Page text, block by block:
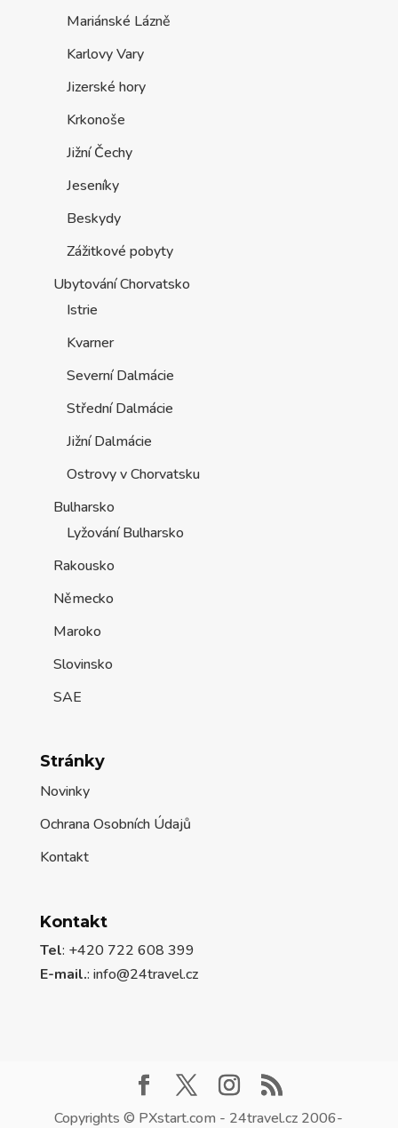
Mariánské Lázně
Karlovy Vary
Jizerské hory
Krkonoše
Jižní Čechy
Jeseníky
Beskydy
Zážitkové pobyty
Ubytování Chorvatsko
Istrie
Kvarner
Severní Dalmácie
Střední Dalmácie
Jižní Dalmácie
Ostrovy v Chorvatsku
Bulharsko
Lyžování Bulharsko
Rakousko
Německo
Maroko
Slovinsko
SAE
Stránky
Novinky
Ochrana Osobních Údajů
Kontakt
Kontakt
Tel: +420 722 608 399
E-mail.: info@24travel.cz
Copyrights © PXstart.com - 24travel.cz 2006-